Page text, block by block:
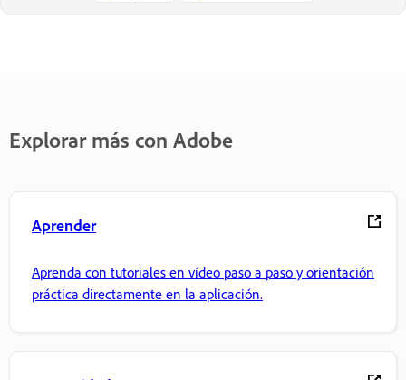
Explorar más con Adobe
Aprender
Aprenda con tutoriales en vídeo paso a paso y orientación
práctica directamente en la aplicación.